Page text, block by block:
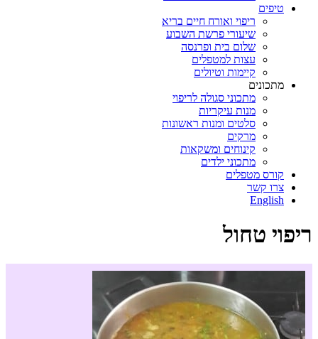
טיפים
ריפוי ואורח חיים בריא
שיעורי פרשת השבוע
שלום בית ופרנסה
עצות למטפלים
קיימות וטיולים
מתכונים
מתכוני סגולה לריפוי
מנות עיקריות
סלטים ומנות ראשונות
מרקים
קינוחים ומשקאות
מתכוני ילדים
קורס מטפלים
צרו קשר
English
ריפוי טחול